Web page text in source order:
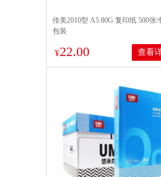
传美2010型 A5 80G 复印纸 500张/
包装
¥22.00 查看